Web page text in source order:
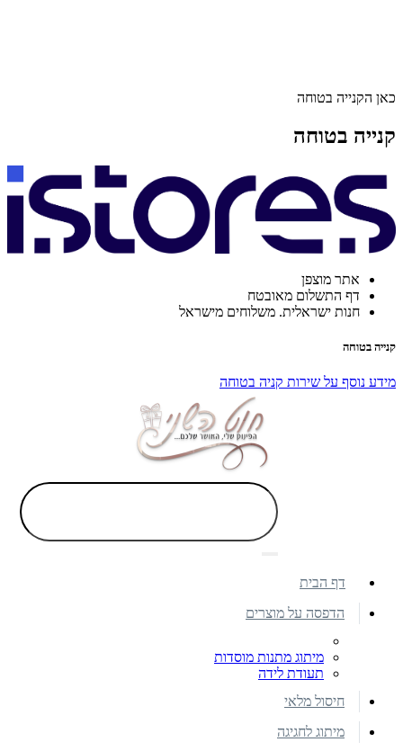
כאן הקנייה בטוחה
קנייה בטוחה
אתר מוצפן
דף התשלום מאובטח
חנות ישראלית. משלוחים מישראל
קנייה בטוחה
מידע נוסף על שירות קניה בטוחה
דף הבית
הדפסה על מוצרים
מיתוג מתנות מוסדות
תעודת לידה
חיסול מלאי
מיתוג לחגיגה